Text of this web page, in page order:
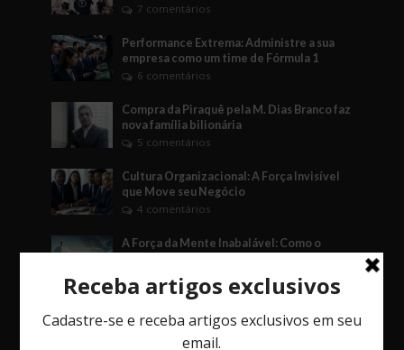
7 comentários
Performance Extrema: Administre a sua
empresa como um time de Fórmula 1
6 comentários
Compra da Piraquê pela M. Dias Branco faz
nova família bilionária
5 comentários
Cultura Organizacional: A Força Invisível
que Move seu Negócio
4 comentários
A Força da Mente Inabalável: Como o
3 comentários
Social e o Imprevisto Afetam Seu Negócio.
3 comentários